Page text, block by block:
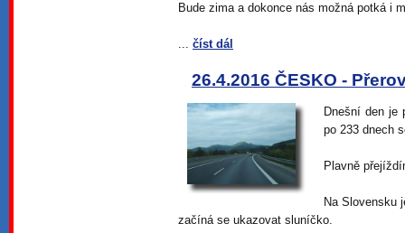
Bude zima a dokonce nás možná potká i
... číst dál
26.4.2016 ČESKO -
Dnešní den je
po 233 dnech
Plavně
Na Slovensku
začíná se ukazovat sluníčko.